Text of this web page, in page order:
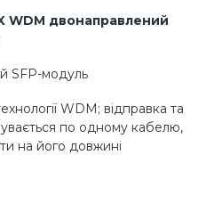
WDM двонаправлений
SFP-модуль
WDM; відправка та
по одному кабелю,
на його довжині